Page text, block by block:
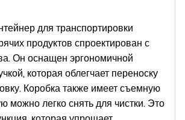
для транспортировки
продуктов спроектирован с
Он оснащен эргономичной
которая облегчает переноску
Коробка также имеет съемную
можно легко снять для чистки. Это